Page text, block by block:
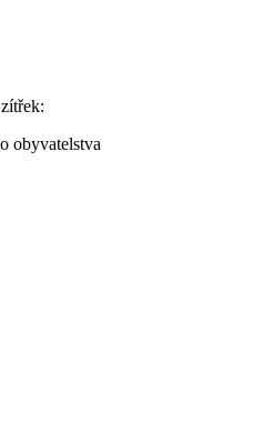
obyvatelstva